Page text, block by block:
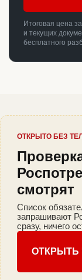
Итоговая цена
и текущих
бесплатного
ОТКРЫТО БЕЗ
смотрят
Список
запрашивают
сразу, ничего
ОТКРЫТЬ